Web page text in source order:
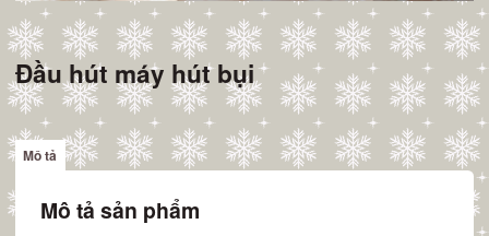
Đầu hút máy hút bụi
Mô tả
Mô tả sản phẩm